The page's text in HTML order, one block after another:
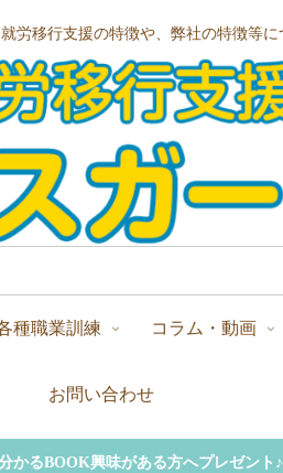
労移行支援の特徴や、弊社の特徴等に
種職業訓練 コラム・動画
お問い合わせ
かるBOOK興味がある方へプレゼント♪